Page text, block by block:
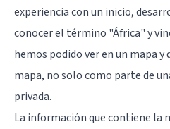
experiencia con un inicio,
conocer el término "África" y
hemos podido ver en un mapa y
mapa, no solo como parte de
privada.
La información que contiene la